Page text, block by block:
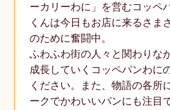
ーカリーわに」を営むコッペ
くんは今日もお店に来るさま
のために奮闘中。
ふわふわ街の人々と関わりな
成長していくコッペパンわに
ください。また、物語の各所
ークでかわいいパンにも注目